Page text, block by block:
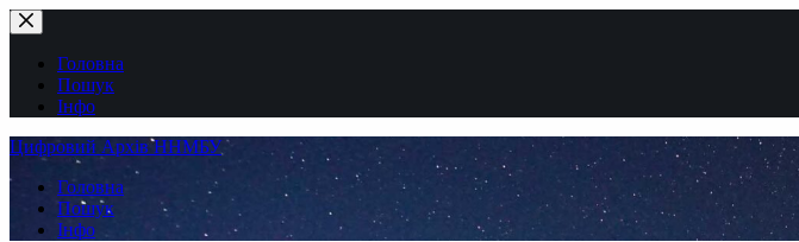
Перейти
до
вмістуГоловна
Пошук
Інфо
Цифровий Архів ННМБУ
Головна
Пошук
Інфо